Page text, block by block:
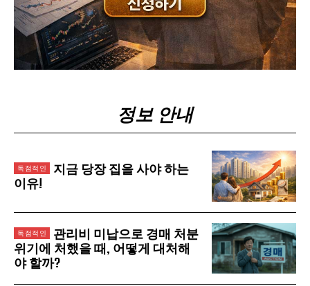
정보 안내
지금 당장 집을 사야 하는
이유!
관리비 미납으로 경매 처분
위기에 처했을 때, 어떻게 대처해
야 할까?